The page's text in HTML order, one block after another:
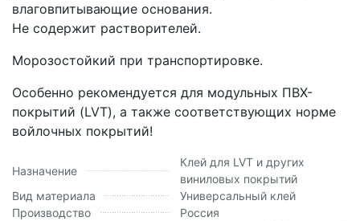
влаговпитывающие основания.
Не содержит растворителей.
Морозостойкий при транспортировке.
Особенно рекомендуется для модульных ПВХ-
покрытий (LVT), а также соответствующих норме
войлочных покрытий!
Назначение
Клей для LVT и других
виниловых покрытий
Вид материала
Универсальный клей
Производство
Россия